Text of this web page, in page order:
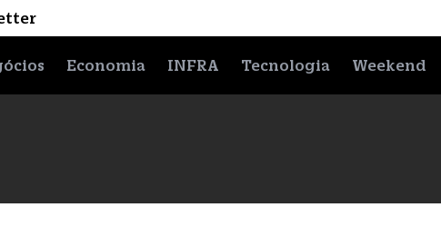
Economia INFRA Tecnologia Weekend